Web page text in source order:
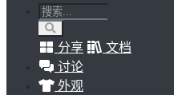
分享
文档
讨论
外观